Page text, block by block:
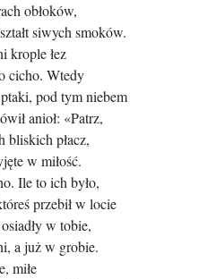
obłoków,
siwych smoków.
krople łez
cicho. Wtedy
pod tym niebem
anioł: «Patrz,
bliskich płacz,
w miłość.
Ile to ich było,
przebił w locie
w tobie,
a już w grobie.
miłe